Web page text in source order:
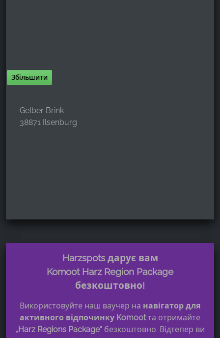
Збільшити
Gelber Brink
38871 Ilsenburg
Harzspots дарує вам
Komoot Harz Region Package
безкоштовно!
Використовуйте наш ваучер на навігатор для
активного відпочинку Komootта отримайте
„Harz Regions Package“безкоштовно. Відтепер ви